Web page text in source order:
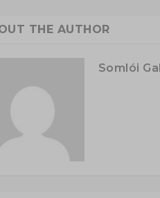
THE AUTHOR
Somlói